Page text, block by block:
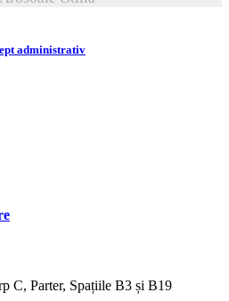
administrativ
C, Parter, Spațiile B3 și B19